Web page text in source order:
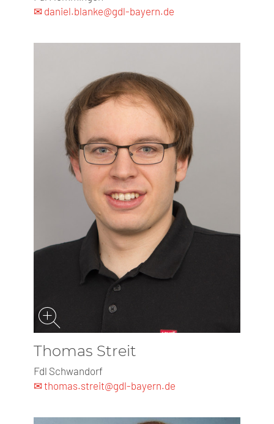
✉ daniel.blanke@gdl-bayern.de
Thomas Streit
Fdl Schwandorf
✉ thomas.streit@gdl-bayern.de